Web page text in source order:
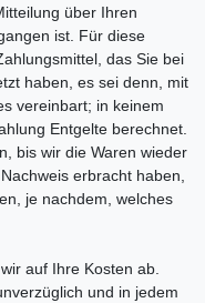
über Ihren
ist. Für diese
das Sie bei
haben, es sei denn, mit
vereinbart; in keinem
Entgelte berechnet.
bis wir die Waren wieder
erbracht haben,
je nachdem, welches
auf Ihre Kosten ab.
und in jedem